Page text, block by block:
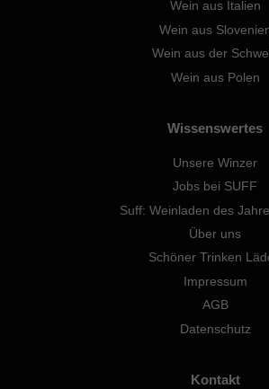
Wein aus Italien
Wein aus
Wein aus der
Wein aus Polen
Wissenswertes
Unsere Winzer
Jobs bei SUFF
Suff: Weinladen des
Über uns
Schöner Trinken
Impressum
AGB
Datenschutz
Kontakt